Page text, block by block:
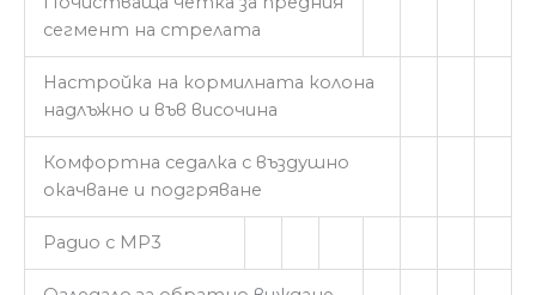
сегмент на стрелата
Настройка на кормилната колона
надлъжно и във височина
Комфортна седалка с въздушно
окачване и подгряване
Радио с MP3